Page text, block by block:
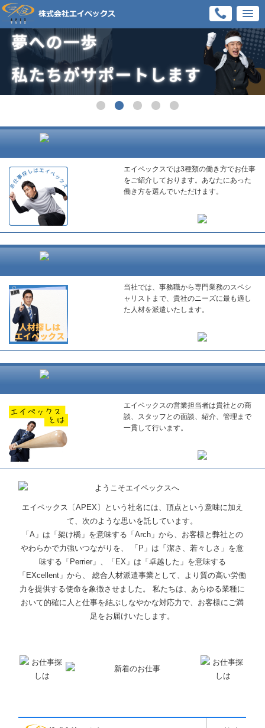
エイペックスでは3種類の働き方でお仕事
をご紹介しております。あなたにあった
働き方を選んでいただけます。
当社では、事務職から専門業務のスペシ
ャリストまで、貴社のニーズに最も適し
た人材を派遣いたします。
エイペックスの営業担当者は貴社との商
談、スタッフとの面談、紹介、管理まで
一貫して行います。
エイペックス〔APEX〕という社名には、頂点という意味に加え
て、次のような思いを託しています。
「A」は「架け橋」を意味する「Arch」から、お客様と弊社との
やわらかで力強いつながりを、 「P」は「潔さ、若々しさ」を意
味する「Perrier」、「EX」は「卓越した」を意味する
「EXcellent」から、 総合人材派遣事業として、より質の高い労働
力を提供する使命を象徴させました。 私たちは、あらゆる業種に
おいて的確に人と仕事を結ぶしなやかな対応力で、お客様にご満
足をお届けいたします。